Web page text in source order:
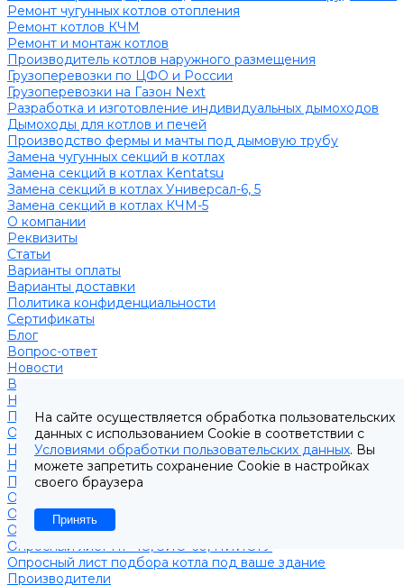
Ремонт чугунных котлов отопления
Ремонт котлов КЧМ
Ремонт и монтаж котлов
Производитель котлов наружного размещения
Грузоперевозки по ЦФО и России
Грузоперевозки на Газон Next
Разработка и изготовление индивидуальных дымоходов
Дымоходы для котлов и печей
Производство фермы и мачты под дымовую трубу
Замена чугунных секций в котлах
Замена секций в котлах Kentatsu
Замена секций в котлах Универсал-6, 5
Замена секций в котлах КЧМ-5
О компании
Реквизиты
Статьи
Варианты оплаты
Варианты доставки
Политика конфиденциальности
Сертификаты
Блог
Вопрос-ответ
Новости
Видео
Наша Команда
Примеры поставок
Отзывы
На Яндексе
На Google
Подбор котла
Опросный лист уличные котлы
Опросный лист дымовая труба
Опросный лист пакет КЧМ
Опросный лист НР-18, ЗИО-60, НИИСТУ
Опросный лист подбора котла под ваше здание
Производители
На сайте осуществляется обработка пользовательских
данных с использованием Cookie в соответствии с
Условиями обработки пользовательских данных. Вы
можете запретить сохранение Cookie в настройках
своего браузера
Принять